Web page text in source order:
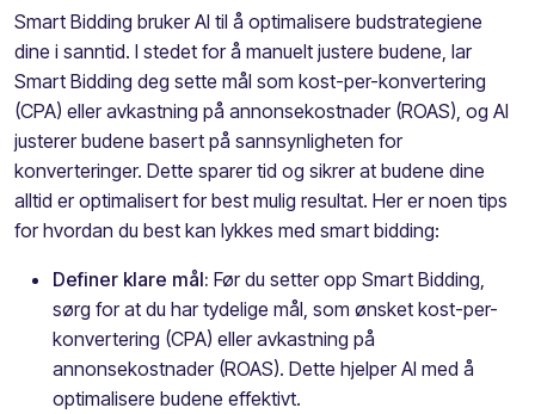
Smart Bidding bruker AI til å optimalisere budstrategiene
dine i sanntid. I stedet for å manuelt justere budene, lar
Smart Bidding deg sette mål som kost-per-konvertering
(CPA) eller avkastning på annonsekostnader (ROAS), og AI
justerer budene basert på sannsynligheten for
konverteringer. Dette sparer tid og sikrer at budene dine
alltid er optimalisert for best mulig resultat. Her er noen tips
for hvordan du best kan lykkes med smart bidding:
Definer klare mål: Før du setter opp Smart Bidding,
sørg for at du har tydelige mål, som ønsket kost-per-
konvertering (CPA) eller avkastning på
annonsekostnader (ROAS). Dette hjelper AI med å
optimalisere budene effektivt.